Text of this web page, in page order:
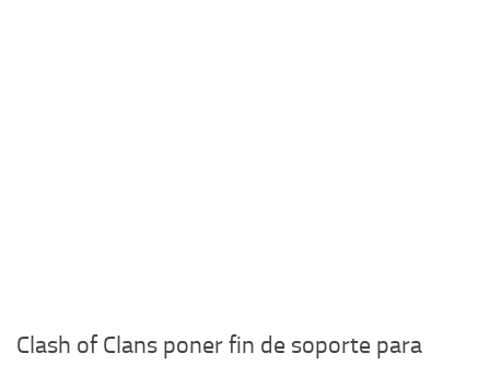
Clash of Clans poner fin de soporte para